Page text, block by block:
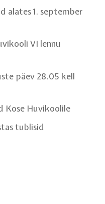
alates 1. september
VI lennu
päev 28.05 kell
Kose Huvikoolile
tublisid